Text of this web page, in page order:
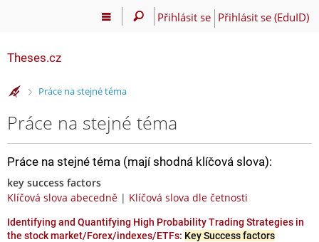
Přihlásit se Přihlásit se (EduID)
Theses.cz
>Práce na stejné téma
Práce na stejné téma
Práce na stejné téma (mají shodná klíčová slova):
key success factors
Klíčová slova abecedně | Klíčová slova dle četnosti
Identifying and Quantifying High Probability Trading Strategies in
the stock market/Forex/indexes/ETFs: Key Success factors